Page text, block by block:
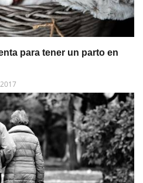
para tener un parto en